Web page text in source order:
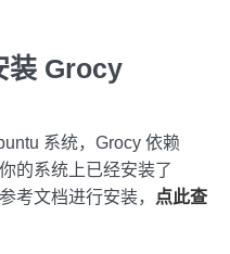
装 Grocy
系统，Grocy 依赖
的系统上已经安装了
考文档进行安装，
点此查